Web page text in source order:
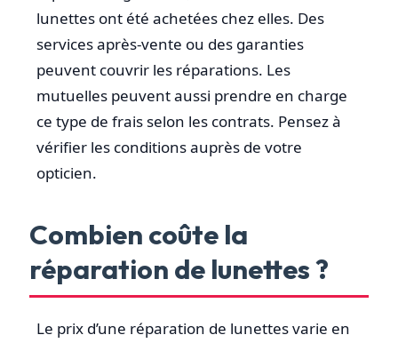
lunettes ont été achetées chez elles. Des
services après-vente ou des garanties
peuvent couvrir les réparations. Les
mutuelles peuvent aussi prendre en charge
ce type de frais selon les contrats. Pensez à
vérifier les conditions auprès de votre
opticien.
Combien coûte la
réparation de lunettes ?
Le prix d’une réparation de lunettes varie en